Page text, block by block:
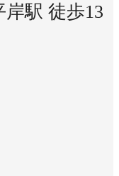
駅 徒歩13